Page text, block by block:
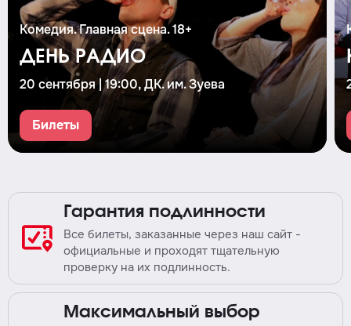
Комедия. Главная сцена. 18+
ДЕНЬ РАДИО
20 сентября | 19:00, ДК. им. Зуева
Билеты
Гарантия подлинности
Все билеты, заказанные через наш сайт -
официальные и проходят тщательную
проверку на их подлинность.
Максимальный выбор